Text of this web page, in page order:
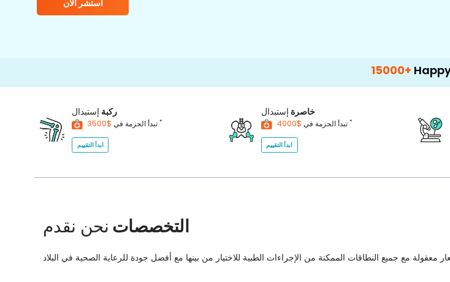
استشر الآن
Happy Patients
ركبة إستبدال
تبدأ الحزمة في *
ابدأ التقييم
خاصرة إستبدال
تبدأ الحزمة في$4000 *
ابدأ التقييم
التخصصات نحن نقدم